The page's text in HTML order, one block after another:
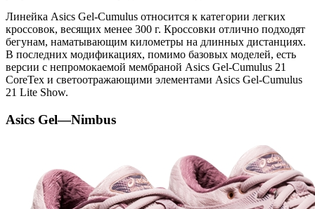
Линейка Asics Gel-Cumulus относится к категории легких
кроссовок, весящих менее 300 г. Кроссовки отлично подходят
бегунам, наматывающим километры на длинных дистанциях.
В последних модификациях, помимо базовых моделей, есть
версии с непромокаемой мембраной Asics Gel-Cumulus 21
CoreTex и светоотражающими элементами Asics Gel-Cumulus
21 Lite Show.
Asics Gel—Nimbus